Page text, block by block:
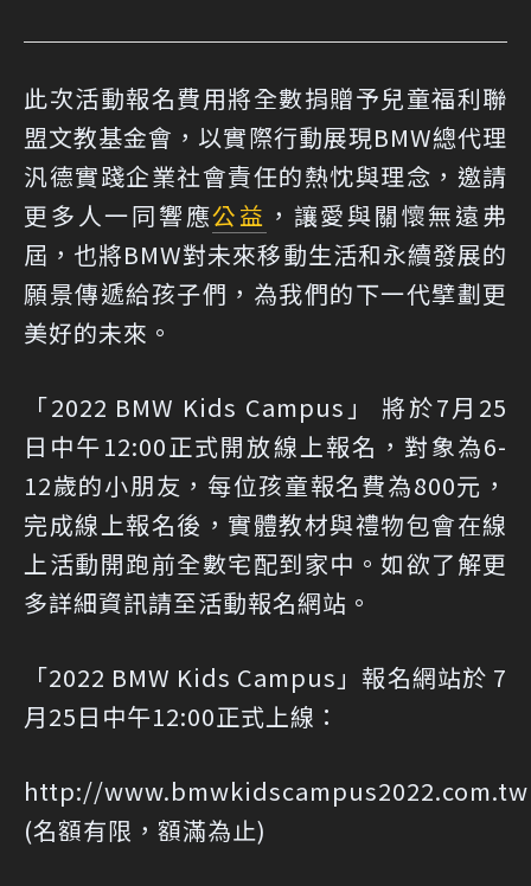
此次活動報名費用將全數捐贈予兒童福利聯
盟文教基金會，以實際行動展現BMW總代理
汎德實踐企業社會責任的熱忱與理念，邀請
更多人一同響應公益 ，讓愛與關懷無遠弗
屆，也將BMW對未來移動生活和永續發展的
願景傳遞給孩子們，為我們的下一代擘劃更
美好的未來。
「2022 BMW Kids Campus」 將於7月25
日中午12:00正式開放線上報名，對象為6-
12歲的小朋友，每位孩童報名費為800元，
完成線上報名後，實體教材與禮物包會在線
上活動開跑前全數宅配到家中。如欲了解更
多詳細資訊請至活動報名網站。
「2022 BMW Kids Campus」報名網站於 7
月25日中午12:00正式上線：
http://www.bmwkidscampus2022.com.tw
(名額有限，額滿為止)